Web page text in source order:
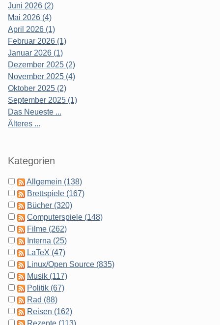
Juni 2026 (2)
Mai 2026 (4)
April 2026 (1)
Februar 2026 (1)
Januar 2026 (1)
Dezember 2025 (2)
November 2025 (4)
Oktober 2025 (2)
September 2025 (1)
Das Neueste ...
Älteres ...
Kategorien
Allgemein (138)
Brettspiele (167)
Bücher (320)
Computerspiele (148)
Filme (262)
Interna (25)
LaTeX (47)
Linux/Open Source (835)
Musik (117)
Politik (67)
Rad (88)
Reisen (162)